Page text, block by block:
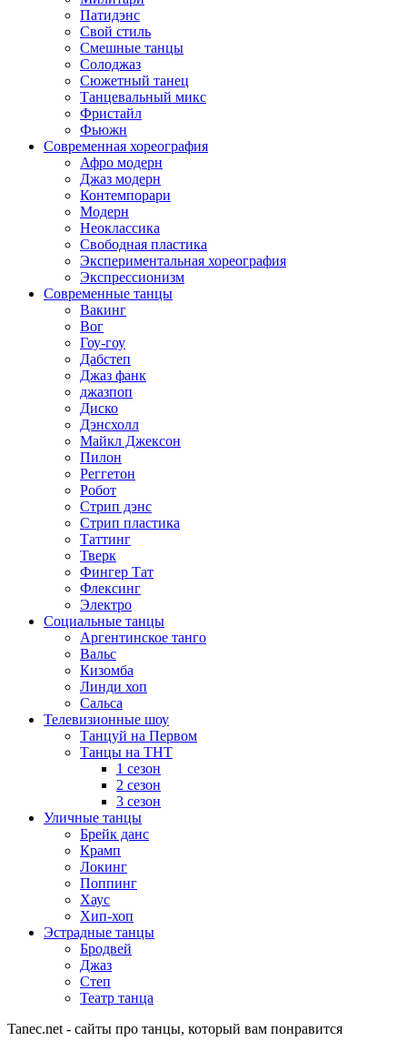
Патидэнс
Свой стиль
Смешные танцы
Солоджаз
Сюжетный танец
Танцевальный микс
Фристайл
Фьюжн
Современная хореография
Афро модерн
Джаз модерн
Контемпорари
Модерн
Неоклассика
Свободная пластика
Экспериментальная хореография
Экспрессионизм
Современные танцы
Вакинг
Вог
Гоу-гоу
Дабстеп
Джаз фанк
джазпоп
Диско
Дэнсхолл
Майкл Джексон
Пилон
Реггетон
Робот
Стрип дэнс
Стрип пластика
Таттинг
Тверк
Фингер Тат
Флексинг
Электро
Социальные танцы
Аргентинское танго
Вальс
Кизомба
Линди хоп
Сальса
Телевизионные шоу
Танцуй на Первом
Танцы на ТНТ
1 сезон
2 сезон
3 сезон
Уличные танцы
Брейк данс
Крамп
Локинг
Поппинг
Хаус
Хип-хоп
Эстрадные танцы
Бродвей
Джаз
Степ
Театр танца
Tanec.net - сайты про танцы, который вам понравится